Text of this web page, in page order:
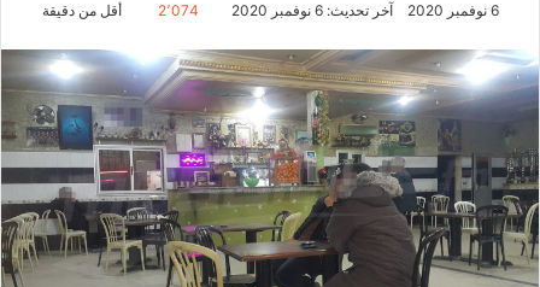
6 نوفمبر 2020 آخر تحديث: 6 نوفمبر 2020 2٬074 أقل من دقيقة